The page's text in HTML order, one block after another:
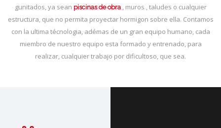
gunitados, ya sean piscinas de obra, muros , taludes o cualquier
estructura, que no permita proyectar hormigon sobre ella. Contamos
con la ultima técnologia, adémas de un gran equipo humano, cada
miembro de nuestro equipo esta formado y entrenado, para
realizar, cualquier trabajo por dificultoso, que sea.